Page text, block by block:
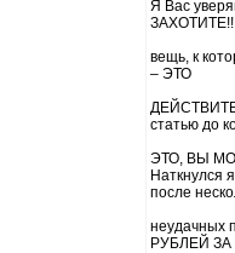
Я Вас
вещь, к
– ЭТО
статью до
ЭТО, ВЫ
Наткнулся
после
неудачных
РУБЛЕЙ